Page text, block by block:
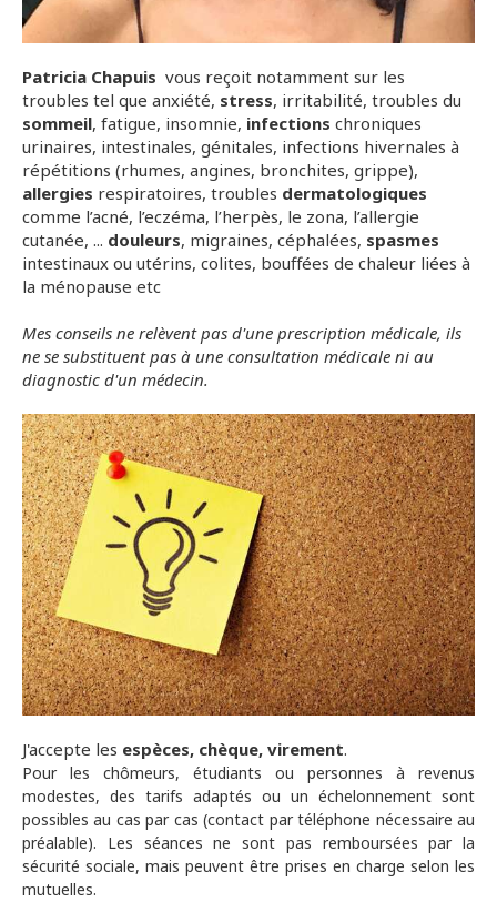
Patricia Chapuis vous reçoit notamment sur les
troubles tel que anxiété, stress, irritabilité, troubles du
sommeil, fatigue, insomnie, infections chroniques
urinaires, intestinales, génitales, infections hivernales à
répétitions (rhumes, angines, bronchites, grippe),
allergies respiratoires, troubles dermatologiques
comme l’acné, l’eczéma, l’herpès, le zona, l’allergie
cutanée, ... douleurs, migraines, céphalées, spasmes
intestinaux ou utérins, colites, bouffées de chaleur liées à
la ménopause etc
Mes conseils ne relèvent pas d'une prescription médicale, ils
ne se substituent pas à une consultation médicale ni au
diagnostic d'un médecin.
J'accepte les espèces, chèque, virement.
Pour les chômeurs, étudiants ou personnes à revenus
modestes, des tarifs adaptés ou un échelonnement sont
possibles au cas par cas (contact par téléphone nécessaire au
préalable). Les séances ne sont pas remboursées par la
sécurité sociale, mais peuvent être prises en charge selon les
mutuelles.